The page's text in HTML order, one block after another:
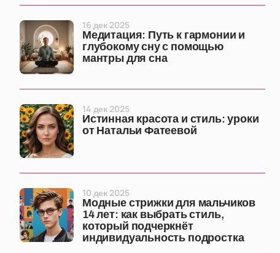
Медитация: Путь к гармонии и
глубокому сну с помощью
мантры для сна
16 дек 2025
Истинная красота и стиль: уроки
от Натальи Фатеевой
14 дек 2025
Модные стрижки для мальчиков
14 лет: как выбрать стиль,
который подчеркнёт
индивидуальность подростка
10 дек 2025